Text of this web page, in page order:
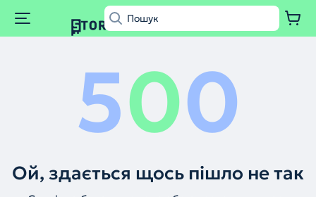
500
Ой, здається щось пішло не так